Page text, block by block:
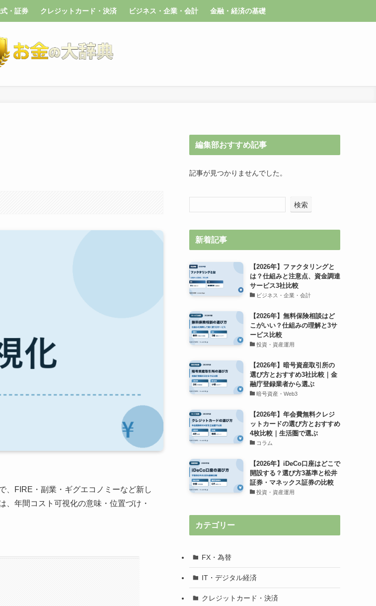
・証券 クレジットカード・決済 ビジネス・企業・会計 金融・経済の基礎
、FIRE・副業・ギグエコノミーなど新し
年間コスト可視化の意味・位置づけ・
編集部おすすめ記事
記事が見つかりませんでした。
検索
新着記事
【2026年】ファクタリングと
は？仕組みと注意点、資金調達
サービス3社比較
ビジネス・企業・会計
【2026年】無料保険相談はど
こがいい？仕組みの理解と3サ
ービス比較
投資・資産運用
【2026年】暗号資産取引所の
選び方とおすすめ3社比較｜金
融庁登録業者から選ぶ
暗号資産・Web3
【2026年】年会費無料クレジ
ットカードの選び方とおすすめ
4枚比較｜生活圏で選ぶ
コラム
【2026年】iDeCo口座はどこで
開設する？選び方3基準と松井
証券・マネックス証券の比較
投資・資産運用
カテゴリー
FX・為替
IT・デジタル経済
クレジットカード・決済